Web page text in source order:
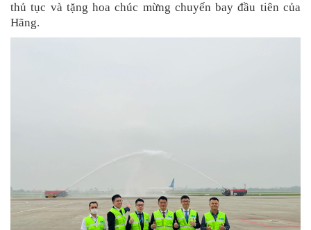
thủ tục và tặng hoa chúc mừng chuyến bay đầu tiên của
Hãng.